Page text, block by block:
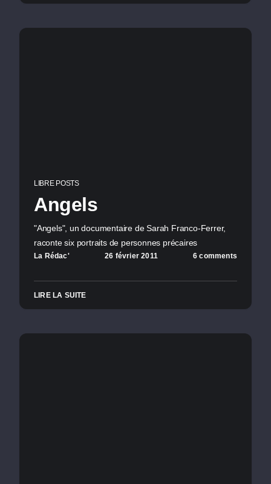
LIBRE POSTS
Angels
"Angels", un documentaire de Sarah Franco-Ferrer,
raconte six portraits de personnes précaires
La Rédac' 26 février 2011 6 comments
LIRE LA SUITE